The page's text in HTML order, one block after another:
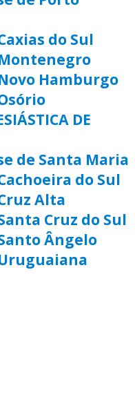
do Sul
Hamburgo
DE
de Santa Maria
do Sul
Alta
Cruz do Sul
Ângelo